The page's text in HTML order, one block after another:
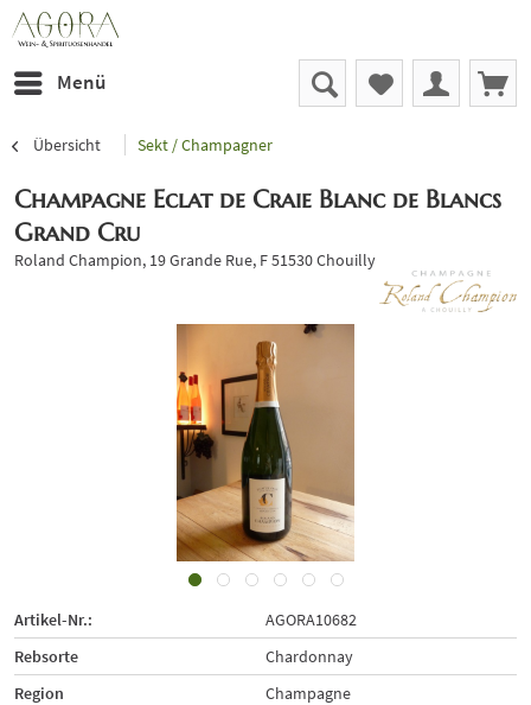
Menü
Übersicht Sekt / Champagner
Champagne Eclat de Craie Blanc de Blancs
Grand Cru
Roland Champion, 19 Grande Rue, F 51530 Chouilly
Artikel-Nr.:
AGORA10682
Rebsorte
Chardonnay
Region
Champagne